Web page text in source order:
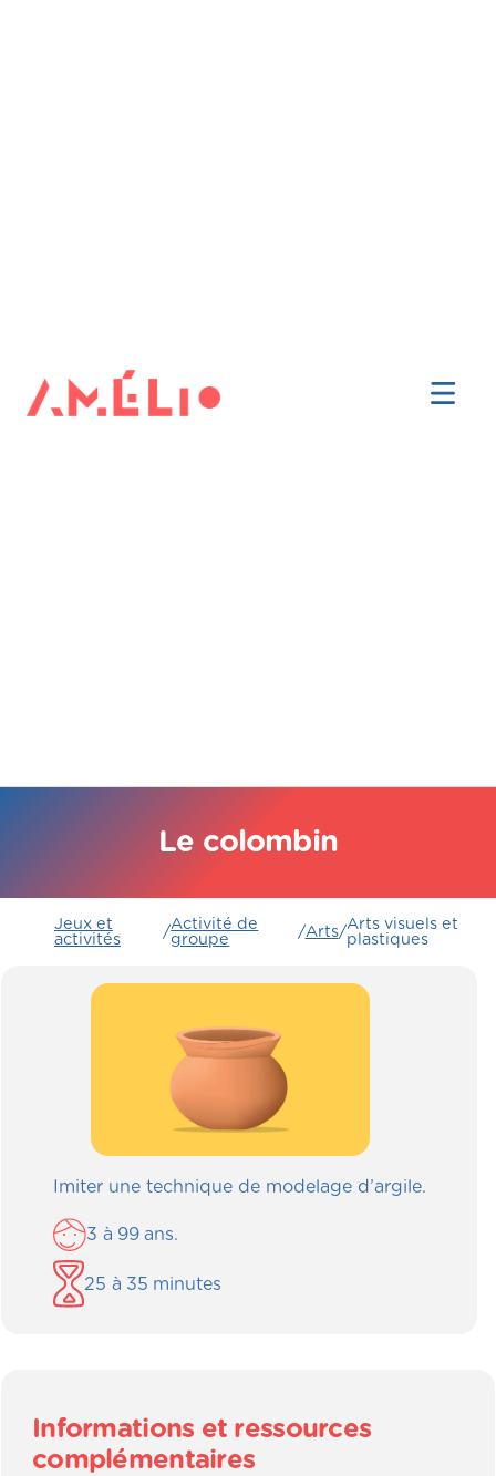
Le colombin
Jeux et
activités
/Activité de
groupe
/Arts/Arts visuels et
plastiques
Imiter une technique de modelage d’argile.
3 à 99 ans.
25 à 35 minutes
Informations et ressources
complémentaires